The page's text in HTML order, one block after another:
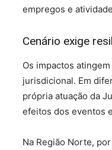
empregos e
Cenário exige
Os impactos
jurisdicional. Em
própria atuação da
efeitos dos eventos
Na Região Norte,